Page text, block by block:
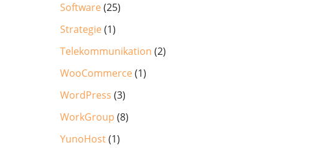
Software(25)
Strategie(1)
Telekommunikation (2)
WooCommerce(1)
WordPress (3)
WorkGroup (8)
YunoHost(1)